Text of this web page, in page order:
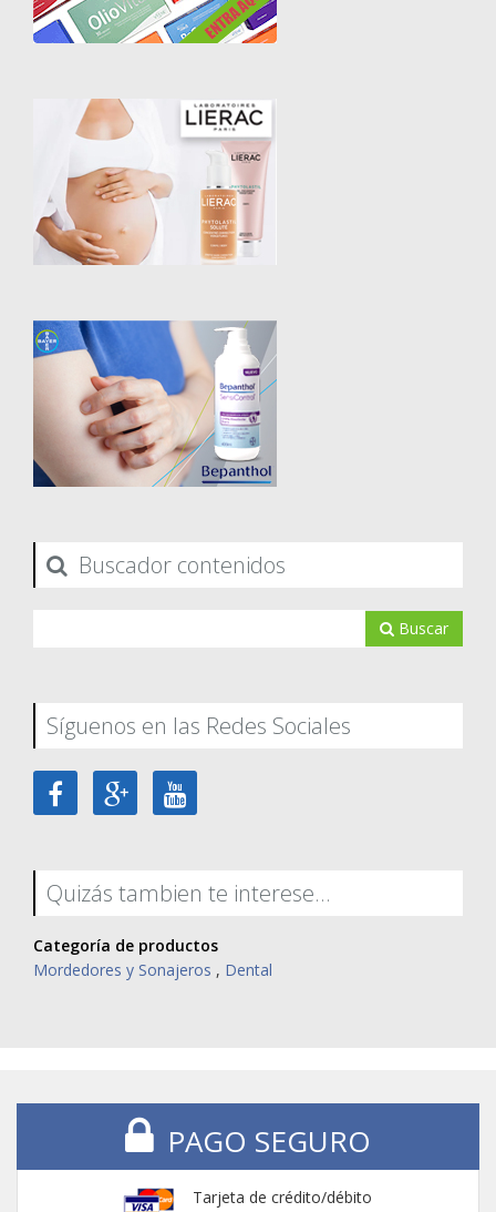
Buscador contenidos
Buscar
Síguenos en las Redes Sociales
Quizás tambien te interese...
Categoría de productos
Mordedores y Sonajeros , Dental
PAGO SEGURO
Tarjeta de crédito/débito